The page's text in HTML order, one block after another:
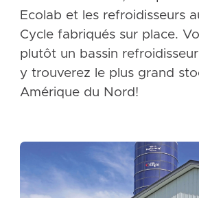
Ecolab et les refroidisseurs
Cycle fabriqués sur place.
plutôt un bassin
y trouverez le plus grand
Amérique du Nord!